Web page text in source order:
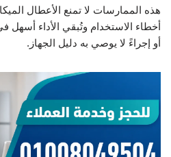
هذه الممارسات لا تمنع الأعطال
أخطاء الاستخدام وتُبقي الأداء أسهل
أو إجراءً لا يوصي به دليل الجهاز.